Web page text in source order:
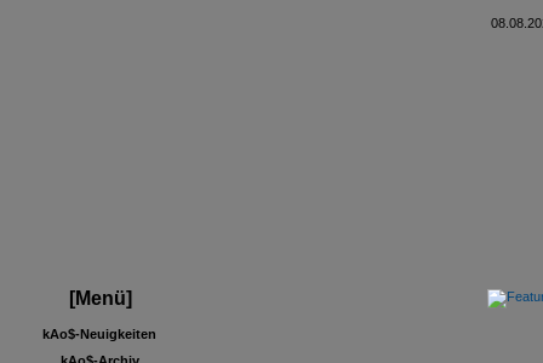
[Menü]
kAo$-Neuigkeiten